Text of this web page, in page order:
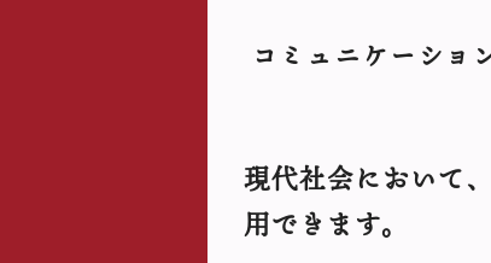
コミュニケーショ
現代社会において
用できます。